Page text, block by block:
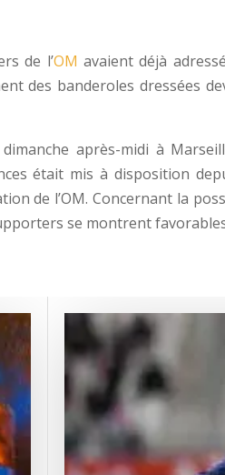
de l’OM avaient déjà
des banderoles dressées
après-midi à
était mis à disposition
de l’OM. Concernant la
se montrent